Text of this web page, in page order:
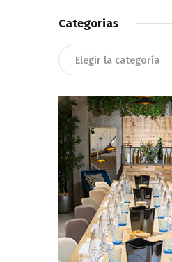
Categorias
Categorias